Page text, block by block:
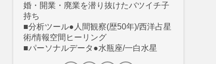
婚・開業・廃業を潜り抜けたバツイチ子
持ち
■分析ツール●人間観察(歴50年)/西洋占星
術/情報空間ヒーリング
■パーソナルデータ●水瓶座/一白水星